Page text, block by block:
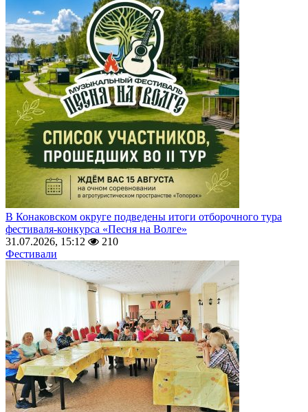
В Конаковском округе подведены итоги отборочного тура
фестиваля-конкурса «Песня на Волге»
31.07.2026, 15:12
210
Фестивали